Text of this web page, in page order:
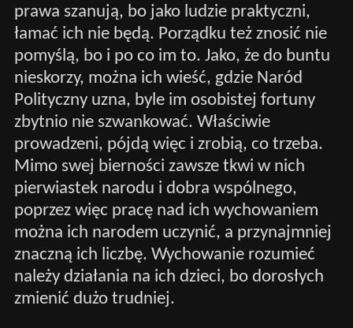
prawa szanują, bo jako ludzie praktyczni,
łamać ich nie będą. Porządku też znosić nie
pomyślą, bo i po co im to. Jako, że do buntu
nieskorzy, można ich wieść, gdzie Naród
Polityczny uzna, byle im osobistej fortuny
zbytnio nie szwankować. Właściwie
prowadzeni, pójdą więc i zrobią, co trzeba.
Mimo swej bierności zawsze tkwi w nich
pierwiastek narodu i dobra wspólnego,
poprzez więc pracę nad ich wychowaniem
można ich narodem uczynić, a przynajmniej
znaczną ich liczbę. Wychowanie rozumieć
należy działania na ich dzieci, bo dorosłych
zmienić dużo trudniej.